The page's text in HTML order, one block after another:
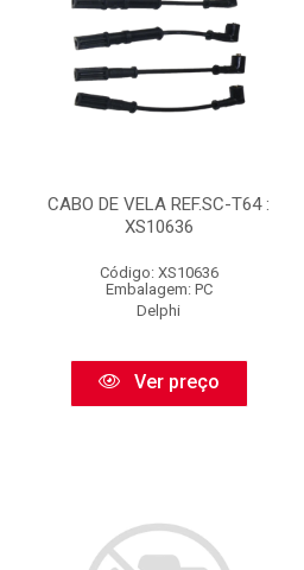
CABO DE VELA REF.SC-T64 :
XS10636
Código: XS10636
Embalagem: PC
Delphi
Ver preço